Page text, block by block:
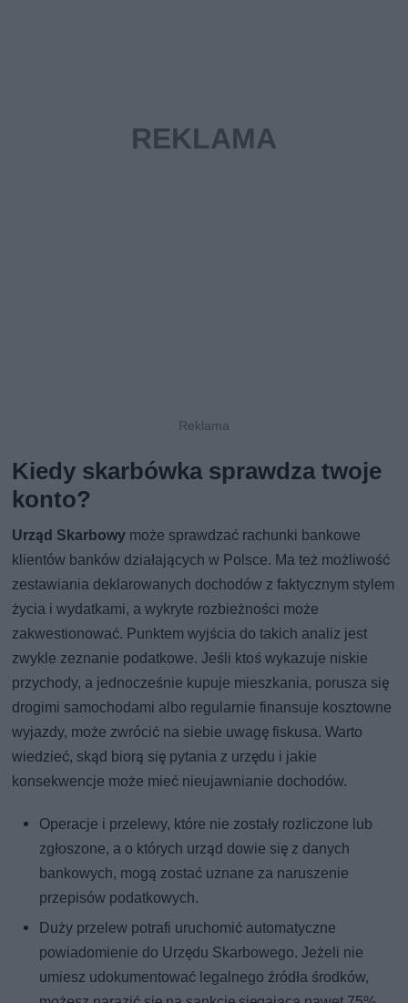
Kiedy skarbówka sprawdza twoje
konto?
Urząd Skarbowy może sprawdzać rachunki bankowe
klientów banków działających w Polsce. Ma też możliwość
zestawiania deklarowanych dochodów z faktycznym stylem
życia i wydatkami, a wykryte rozbieżności może
zakwestionować. Punktem wyjścia do takich analiz jest
zwykle zeznanie podatkowe. Jeśli ktoś wykazuje niskie
przychody, a jednocześnie kupuje mieszkania, porusza się
drogimi samochodami albo regularnie finansuje kosztowne
wyjazdy, może zwrócić na siebie uwagę fiskusa. Warto
wiedzieć, skąd biorą się pytania z urzędu i jakie
konsekwencje może mieć nieujawnianie dochodów.
Operacje i przelewy, które nie zostały rozliczone lub
zgłoszone, a o których urząd dowie się z danych
bankowych, mogą zostać uznane za naruszenie
przepisów podatkowych.
Duży przelew potrafi uruchomić automatyczne
powiadomienie do Urzędu Skarbowego. Jeżeli nie
umiesz udokumentować legalnego źródła środków,